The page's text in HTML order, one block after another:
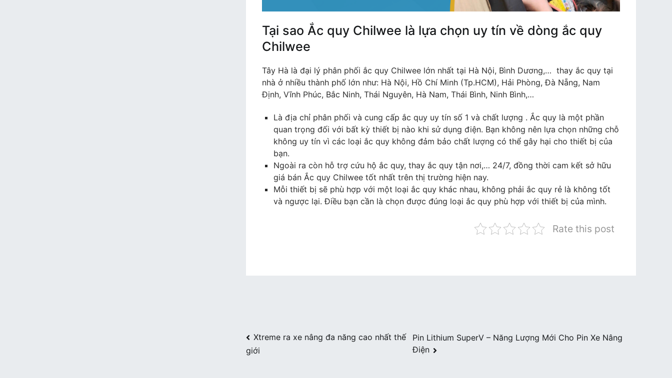
Tại sao Ắc quy Chilwee là lựa chọn uy tín về dòng ắc quy
Chilwee
Tây Hà là đại lý phân phối ắc quy Chilwee lớn nhất tại Hà Nội, Bình Dương,… thay ắc quy tại
nhà ở nhiều thành phố lớn như: Hà Nội, Hồ Chí Minh (Tp.HCM), Hải Phòng, Đà Nẵng, Nam
Định, Vĩnh Phúc, Bắc Ninh, Thái Nguyên, Hà Nam, Thái Bình, Ninh Bình,…
Là địa chỉ phân phối và cung cấp ắc quy uy tín số 1 và chất lượng . Ắc quy là một phần
quan trọng đối với bất kỳ thiết bị nào khi sử dụng điện. Bạn không nên lựa chọn những chỗ
không uy tín vì các loại ắc quy không đảm bảo chất lượng có thể gây hại cho thiết bị của
bạn.
Ngoài ra còn hỗ trợ cứu hộ ắc quy, thay ắc quy tận nơi,… 24/7, đồng thời cam kết sở hữu
giá bán Ắc quy Chilwee tốt nhất trên thị trường hiện nay.
Mỗi thiết bị sẽ phù hợp với một loại ắc quy khác nhau, không phải ắc quy rẻ là không tốt
và ngược lại. Điều bạn cần là chọn được đúng loại ắc quy phù hợp với thiết bị của mình.
Rate this post
Điều
hướng
Xtreme ra xe nâng đa năng cao nhất thế
giới
Pin Lithium SuperV – Năng Lượng Mới Cho Pin Xe Nâng
Điện